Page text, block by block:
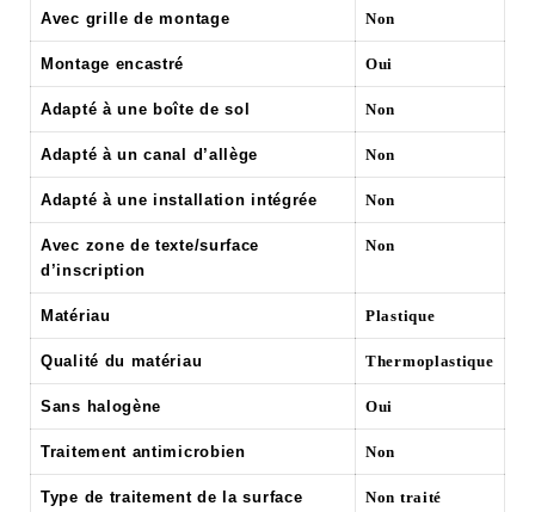
Avec grille de montage Non
Montage encastré Oui
Adapté à une boîte de sol Non
Adapté à un canal d’allège Non
Adapté à une installation intégrée Non
Avec zone de texte/surface
d’inscription
Non
Matériau Plastique
Qualité du matériau Thermoplastique
Sans halogène Oui
Traitement antimicrobien Non
Type de traitement de la surface Non traité